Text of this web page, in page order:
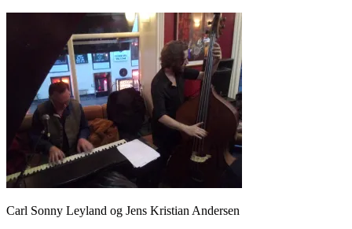
Carl Sonny Leyland og Jens Kristian Andersen